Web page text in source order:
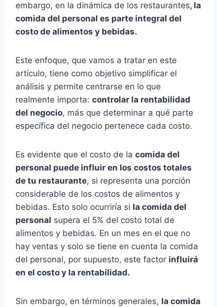
embargo, en la dinámica de los restaurantes, la
comida del personal es parte integral del
costo de alimentos y bebidas.
Este enfoque, que vamos a tratar en este
artículo, tiene como objetivo simplificar el
análisis y permite centrarse en lo que
realmente importa: controlar la rentabilidad
del negocio, más que determinar a qué parte
específica del negocio pertenece cada costo.
Es evidente que el costo de la comida del
personal puede influir en los costos totales
de tu restaurante, si representa una porción
considerable de los costos de alimentos y
bebidas. Esto solo ocurriría si la comida del
personal supera el 5% del costo total de
alimentos y bebidas. En un mes en el que no
hay ventas y solo se tiene en cuenta la comida
del personal, por supuesto, este factor influirá
en el costo y la rentabilidad.
Sin embargo, en términos generales, la comida